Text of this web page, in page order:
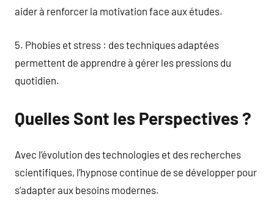
aider à renforcer la motivation face aux études.
5. Phobies et stress : des techniques adaptées
permettent de apprendre à gérer les pressions du
quotidien.
Quelles Sont les Perspectives ?
Avec l’évolution des technologies et des recherches
scientifiques, l’hypnose continue de se développer pour
s’adapter aux besoins modernes.